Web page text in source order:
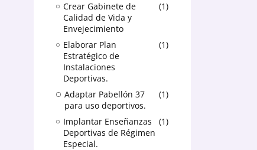
Crear Gabinete de
Calidad de Vida y
Envejecimiento
1
Elaborar Plan
Estratégico de
Instalaciones
Deportivas.
1
Adaptar Pabellón 37
para uso deportivos.
1
Implantar Enseñanzas
Deportivas de Régimen
Especial.
1